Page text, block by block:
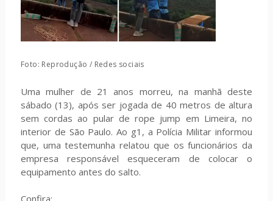
Foto: Reprodução / Redes sociais
Uma mulher de 21 anos morreu, na manhã deste
sábado (13), após ser jogada de 40 metros de altura
sem cordas ao pular de rope jump em Limeira, no
interior de São Paulo. Ao g1, a Polícia Militar informou
que, uma testemunha relatou que os funcionários da
empresa responsável esqueceram de colocar o
equipamento antes do salto.
Confira: